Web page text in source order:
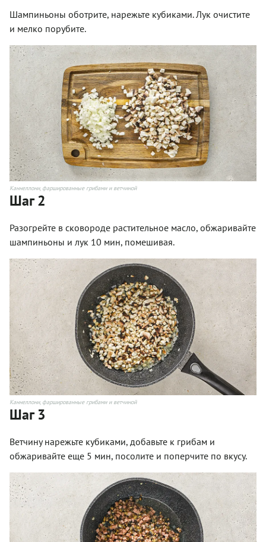
Шампиньоны оботрите, нарежьте кубиками. Лук очистите
и мелко порубите.
Каннеллони, фаршированные грибами и ветчиной
Шаг 2
Разогрейте в сковороде растительное масло, обжаривайте
шампиньоны и лук 10 мин, помешивая.
Каннеллони, фаршированные грибами и ветчиной
Шаг 3
Ветчину нарежьте кубиками, добавьте к грибам и
обжаривайте еще 5 мин, посолите и поперчите по вкусу.